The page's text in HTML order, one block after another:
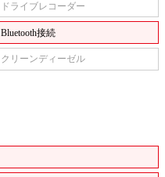
ドライブレコーダー
Bluetooth接続
クリーンディーゼル